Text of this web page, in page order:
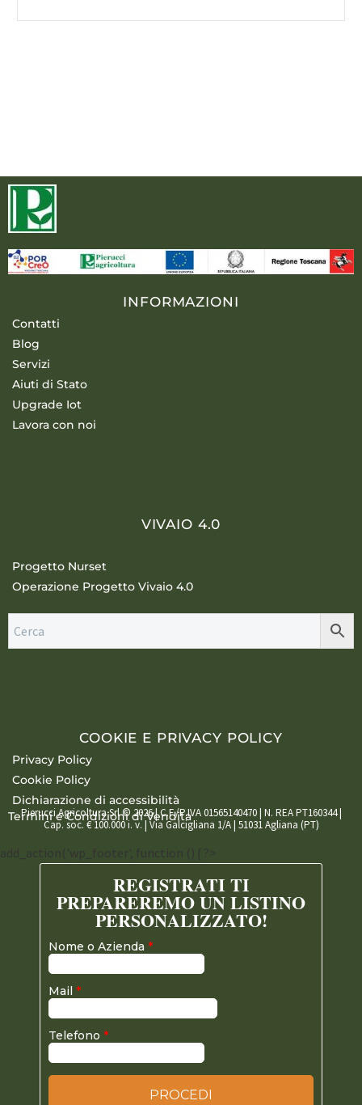
INFORMAZIONI
Contatti
Blog
Servizi
Aiuti di Stato
Upgrade Iot
Lavora con noi
VIVAIO 4.0
Progetto Nurset
Operazione Progetto Vivaio 4.0
COOKIE E PRIVACY POLICY
Privacy Policy
Cookie Policy
Dichiarazione di accessibilità
Termini e Condizioni di Vendita
Pierucci Agricoltura Srl © 2026 | C.F./P.IVA 01565140470 | N. REA PT160344 |
Cap. soc. € 100.000 i. v. | Via Galcigliana 1/A | 51031 Agliana (PT)
add_action('wp_footer', function () { ?>